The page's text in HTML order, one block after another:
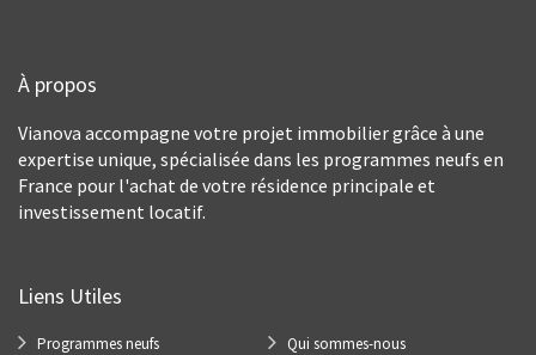
À propos
Vianova accompagne votre projet immobilier grâce à une
expertise unique, spécialisée dans les programmes neufs en
France pour l'achat de votre résidence principale et
investissement locatif.
Liens Utiles
Programmes neufs
Qui sommes-nous